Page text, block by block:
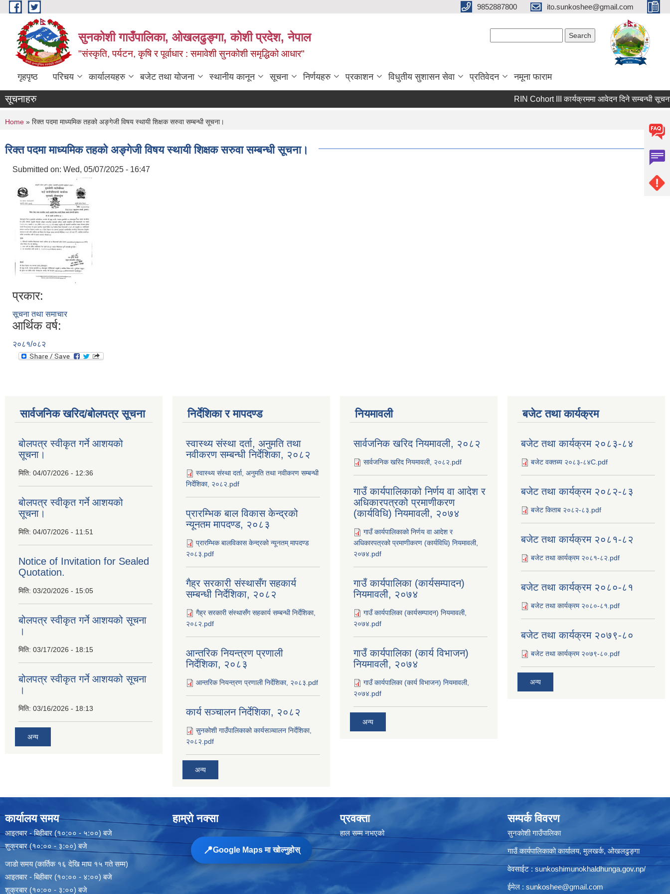
Skip to main content 9852887800 ito.sunkoshee@gmail.com
सुनकोशी गाउँपालिका, ओखलढुङ्गा, कोशी प्रदेश, नेपाल
"संस्कृति, पर्यटन, कृषि र पूर्वाधार : समावेशी सुनकोशी समृद्धिको आधार"
गृहपृष्ठ परिचय कार्यालयहरु बजेट तथा योजना स्थानीय कानून सूचना निर्णयहरु प्रकाशन विधुतीय सुशासन सेवा प्रतिवेदन नमूना फाराम
सूचनाहरु RIN Cohort III कार्यक्रममा आवेदन दिने सम्बन्धी सूचना।
You are here
Home » रिक्त पदमा माध्यमिक तहको अङ्गेजी विषय स्थायी शिक्षक सरुवा सम्बन्धी सूचना।
रिक्त पदमा माध्यमिक तहको अङ्गेजी विषय स्थायी शिक्षक सरुवा सम्बन्धी सूचना।
Submitted on: Wed, 05/07/2025 - 16:47
प्रकार:
सूचना तथा समाचार
आर्थिक वर्ष:
२०८१/०८२
सार्वजनिक खरिद/बोलपत्र सूचना
बोलपत्र स्वीकृत गर्ने आशयको
सूचना।
मिति: 04/07/2026 - 12:36
बोलपत्र स्वीकृत गर्ने आशयको
सूचना।
मिति: 04/07/2026 - 11:51
Notice of Invitation for Sealed
Quotation.
मिति: 03/20/2026 - 15:05
बोलपत्र स्वीकृत गर्ने आशयको सूचना
।
मिति: 03/17/2026 - 18:15
बोलपत्र स्वीकृत गर्ने आशयको सूचना
।
मिति: 03/16/2026 - 18:13
अन्य
निर्देशिका र मापदण्ड
स्वास्थ्य संस्था दर्ता, अनुमति तथा
नवीकरण सम्बन्धी निर्देशिका, २०८२
स्वास्थ्य संस्था दर्ता, अनुमति तथा नवीकरण सम्बन्धी
निर्देशिका, २०८२.pdf
प्रारम्भिक बाल विकास केन्द्रको
न्यूनतम मापदण्ड, २०८३
प्रारम्भिक बालविकास केन्द्रको न्यूनतम् मापदण्ड
२०८३.pdf
गैह्र सरकारी संस्थासँग सहकार्य
सम्बन्धी निर्देशिका, २०८२
गैह्र सरकारी संस्थासँग सहकार्य सम्बन्धी निर्देशिका,
२०८२.pdf
आन्तरिक नियन्त्रण प्रणाली
निर्देशिका, २०८३
आन्तरिक नियन्त्रण प्रणाली निर्देशिका, २०८३.pdf
कार्य सञ्‍चालन निर्देशिका, २०८२
सुनकोशी गाउँपालिकाको कार्यसञ्‍चालन निर्देशिका,
२०८२.pdf
अन्य
नियमावली
सार्वजनिक खरिद नियमावली, २०८२
सार्वजनिक खरिद नियमावली, २०८२.pdf
गाउँ कार्यपालिकाको निर्णय वा आदेश र
अधिकारपत्रको प्रमाणीकरण
(कार्यविधि) नियमावली, २०७४
गाउँ कार्यपालिकाको निर्णय वा आदेश र
अधिकारपत्रको प्रमाणीकरण (कार्यविधि) नियमावली,
२०७४.pdf
गाउँ कार्यपालिका (कार्यसम्पादन)
नियमावली, २०७४
गाउँ कार्यपालिका (कार्यसम्पादन) नियमावली,
२०७४.pdf
गाउँ कार्यपालिका (कार्य विभाजन)
नियमावली, २०७४
गाउँ कार्यपालिका (कार्य विभाजन) नियमावली,
२०७४.pdf
अन्य
बजेट तथा कार्यक्रम
बजेट तथा कार्यक्रम २०८३-८४
बजेट वक्तब्य २०८३-८४C.pdf
बजेट तथा कार्यक्रम २०८२-८३
बजेट किताब २०८२-८३.pdf
बजेट तथा कार्यक्रम २०८१-८२
बजेट तथा कार्यक्रम २०८१-८२.pdf
बजेट तथा कार्यक्रम २०८०-८१
बजेट तथा कार्यक्रम २०८०-८१.pdf
बजेट तथा कार्यक्रम २०७९-८०
बजेट तथा कार्यक्रम २०७९-८०.pdf
अन्य
कार्यालय समय
आइतबार - बिहीबार (१०:०० - ५:००) बजे
शुक्रबार (१०:०० - ३:००) बजे
जाडो समय (कार्तिक १६ देखि माघ १५ गते सम्म)
आइतबार - बिहीबार (१०:०० - ४:००) बजे
शुक्रबार (१०:०० - ३:००) बजे
हाम्रो नक्सा
📍Google Maps मा खोल्नुहोस्
प्रवक्ता
हाल सम्म नभएको
सम्पर्क विवरण
सुनकोशी गाउँपालिका
गाउँ कार्यपालिकाको कार्यालय, मुलखर्क, ओखलढुङ्गा
वेवसाईट : sunkoshimunokhaldhunga.gov.np/
ईमेल : sunkoshee@gmail.com